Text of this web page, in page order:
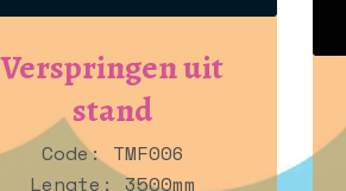
Verspringen uit
stand
Code: TMF006
Lengte: 3500mm